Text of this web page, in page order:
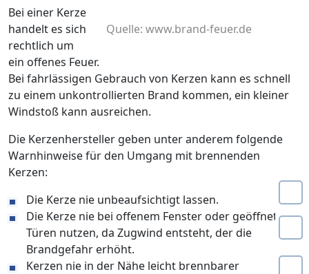
Quelle: www.brand-feuer.de
Bei einer Kerze
handelt es sich
rechtlich um
ein offenes Feuer.
Bei fahrlässigen Gebrauch von Kerzen kann es schnell
zu einem unkontrollierten Brand kommen, ein kleiner
Windstoß kann ausreichen.
Die Kerzenhersteller geben unter anderem folgende
Warnhinweise für den Umgang mit brennenden
Kerzen:
Die Kerze nie unbeaufsichtigt lassen.
Die Kerze nie bei offenem Fenster oder geöffneten
Türen nutzen, da Zugwind entsteht, der die
Brandgefahr erhöht.
Kerzen nie in der Nähe leicht brennbarer